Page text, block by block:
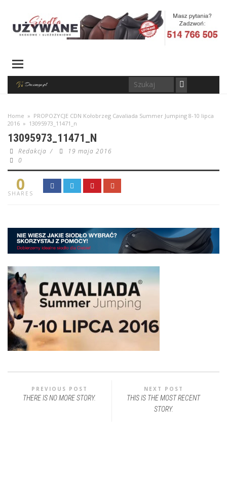
Home » PROPOZYCJE CDN Kołobrzeg Cavaliada Summer Jumping 8-10 lipca
2016 » 13095973_11471_n
13095973_11471_N
Redakcja /
19 maja 2016
0
0
SHARES
PREVIOUS POST
THERE IS NO MORE STORY.
NEXT POST
THIS IS THE MOST RECENT
STORY.